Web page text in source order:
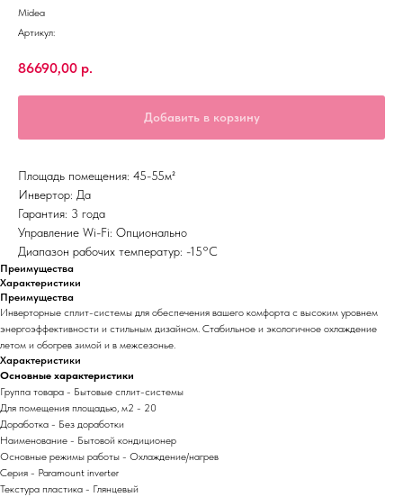
Midea
Артикул:
86690,00 р.
Добавить в корзину
Площадь помещения: 45-55м²
Инвертор: Да
Гарантия: 3 года
Управление Wi-Fi: Опционально
Диапазон рабочих температур: -15°С
Преимущества
Характеристики
Преимущества
Инверторные сплит-системы для обеспечения вашего комфорта с высоким уровнем
энергоэффективности и стильным дизайном. Стабильное и экологичное охлаждение
летом и обогрев зимой и в межсезонье.
Характеристики
Основные характеристики
Группа товара - Бытовые сплит-системы
Для помещения площадью, м2 - 20
Доработка - Без доработки
Наименование - Бытовой кондиционер
Основные режимы работы - Охлаждение/нагрев
Серия - Paramount inverter
Текстура пластика - Глянцевый